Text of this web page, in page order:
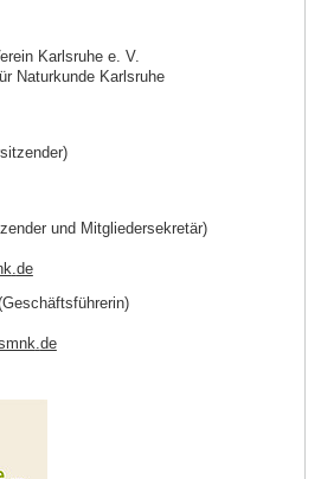
Karlsruhe e. V.
Naturkunde Karlsruhe
und Mitgliedersekretär)
de
.de